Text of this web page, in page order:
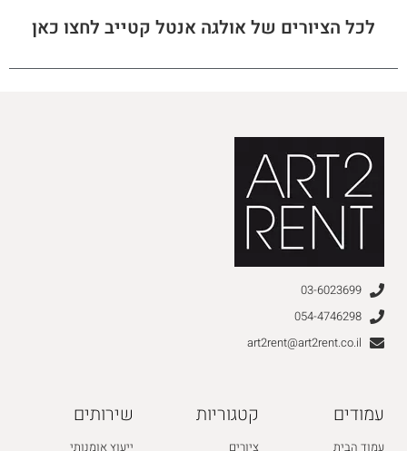
לכל הציורים של אולגה אנטל קטייב לחצו כאן
03-6023699
054-4746298
art2rent@art2rent.co.il
עמודים
עמוד הבית
קטגוריות
ציורים
שירותים
ייעוץ אומנותי